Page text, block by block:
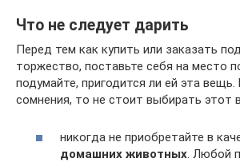
Что не следует дарить
Перед тем как купить или заказать
торжество, поставьте себя на место
подумайте, пригодится ли ей эта
сомнения, то не стоит выбирать этот
никогда не приобретайте в
домашних животных . Любой